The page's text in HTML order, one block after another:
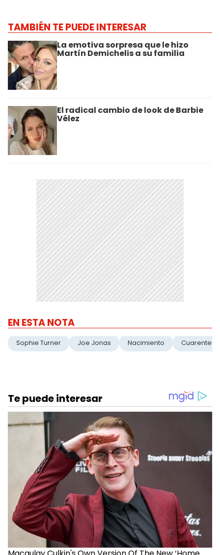
TAMBIÉN TE PUEDE INTERESAR
La emotiva sorpresa que le hizo
Martín Demichelis a su familia
El radical cambio de look de Barbie
Vélez
EN ESTA NOTA
Sophie Turner Joe Jonas Nacimiento Cuarentena